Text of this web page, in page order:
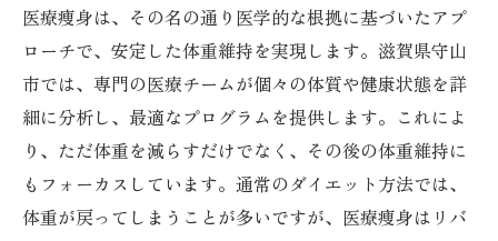
医療痩身は、その名の通り医学的な根拠に基づいたアプ
ローチで、安定した体重維持を実現します。滋賀県守山
市では、専門の医療チームが個々の体質や健康状態を詳
細に分析し、最適なプログラムを提供します。これによ
り、ただ体重を減らすだけでなく、その後の体重維持に
もフォーカスしています。通常のダイエット方法では、
体重が戻ってしまうことが多いですが、医療痩身はリバ